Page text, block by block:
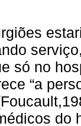
só no
“a
do